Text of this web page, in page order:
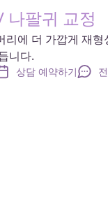
나팔귀 교정
리에 더 가깝게 재
니다.
상담 예약하기